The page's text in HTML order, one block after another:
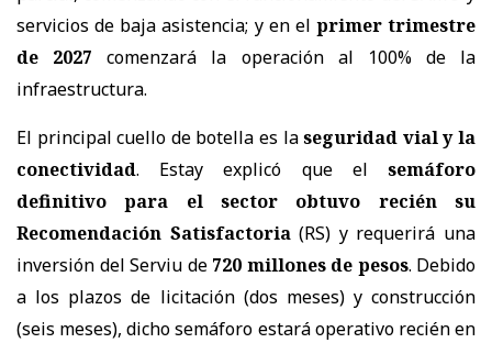
servicios de baja asistencia; y en el primer trimestre
de 2027comenzará la operación al 100% de la
infraestructura.
El principal cuello de botella es laseguridad vial y la
conectividad. Estay explicó que el semáforo
definitivo para el sector obtuvo recién su
Recomendación Satisfactoria(RS) y requerirá una
inversión del Serviu de 720 millones de pesos. Debido
a los plazos de licitación (dos meses) y construcción
(seis meses), dicho semáforo estará operativo recién en